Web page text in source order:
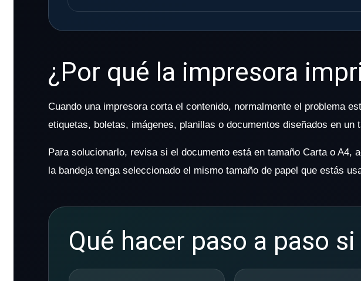
¿Por qué la impresora
Cuando una impresora corta el contenido, normalmente el problema
etiquetas, boletas, imágenes, planillas o documentos diseñados en un
Para solucionarlo, revisa si el documento está en tamaño Carta o A4,
la bandeja tenga seleccionado el mismo tamaño de papel que estás
Qué hacer paso a paso